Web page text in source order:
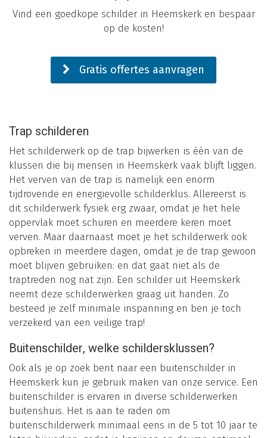
Vind een goedkope schilder in Heemskerk en bespaar
op de kosten!
Gratis offertes aanvragen
Trap schilderen
Het schilderwerk op de trap bijwerken is één van de
klussen die bij mensen in Heemskerk vaak blijft liggen.
Het verven van de trap is namelijk een enorm
tijdrovende en energievolle schilderklus. Allereerst is
dit schilderwerk fysiek erg zwaar, omdat je het hele
oppervlak moet schuren en meerdere keren moet
verven. Maar daarnaast moet je het schilderwerk ook
opbreken in meerdere dagen, omdat je de trap gewoon
moet blijven gebruiken: en dat gaat niet als de
traptreden nog nat zijn. Een schilder uit Heemskerk
neemt deze schilderwerken graag uit handen. Zo
besteed je zelf minimale inspanning en ben je toch
verzekerd van een veilige trap!
Buitenschilder, welke schildersklussen?
Ook als je op zoek bent naar een buitenschilder in
Heemskerk kun je gebruik maken van onze service. Een
buitenschilder is ervaren in diverse schilderwerken
buitenshuis. Het is aan te raden om
buitenschilderwerk minimaal eens in de 5 tot 10 jaar te